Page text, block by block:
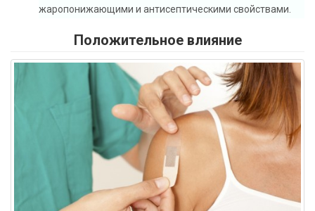
жаропонижающими и антисептическими свойствами.
Положительное влияние